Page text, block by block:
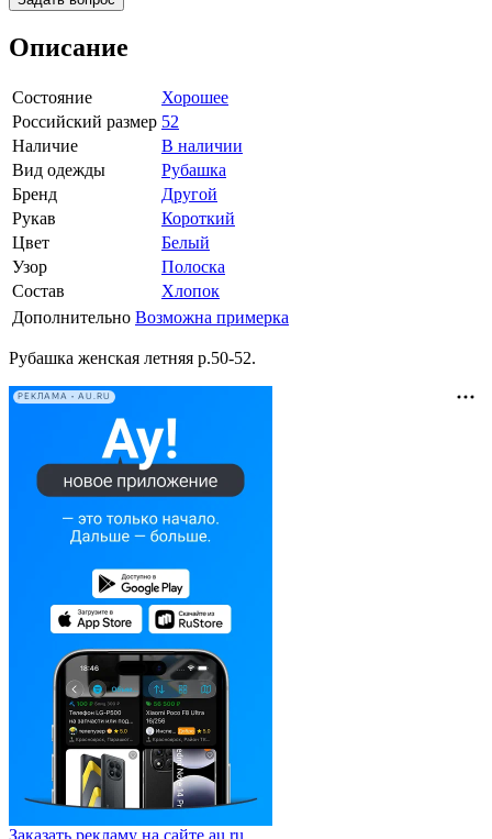
Описание
Состояние
Хорошее
Российский размер 52
Наличие
В наличии
Вид одежды
Рубашка
Бренд
Другой
Рукав
Короткий
Цвет
Белый
Узор
Полоска
Состав
Хлопок
Дополнительно Возможна примерка
Рубашка женская летняя р.50-52.
РЕКЛАМА • AU.RU
Заказать рекламу на сайте au.ru